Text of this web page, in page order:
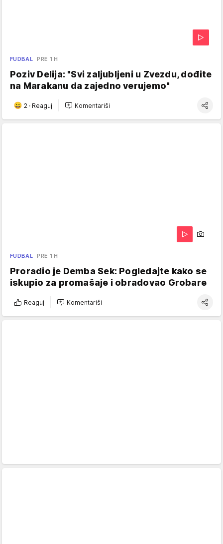
FUDBAL PRE 1 H
Poziv Delija: "Svi zaljubljeni u Zvezdu, dođite
na Marakanu da zajedno verujemo"
2 · Reaguj Komentariši
FUDBAL PRE 1 H
Proradio je Demba Sek: Pogledajte kako se
iskupio za promašaje i obradovao Grobare
Reaguj Komentariši